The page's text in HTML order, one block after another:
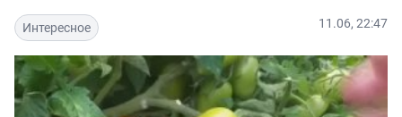
Интересное 11.06, 22:47